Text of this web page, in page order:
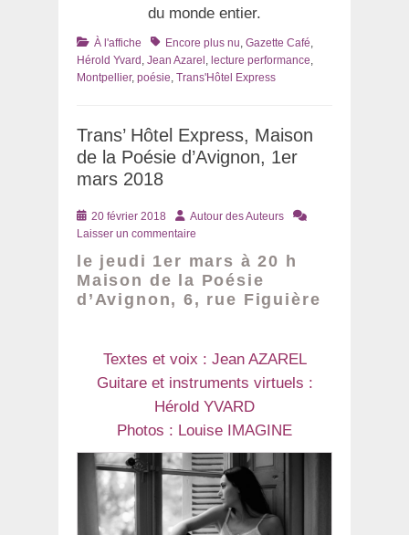
du monde entier.
Catégories
À l'affiche TagsEncore plus nu Gazette Café
Hérold Yvard Jean Azarel lecture performance
Montpellier, poésie Trans'Hôtel Express
Trans’ Hôtel Express, Maison
de la Poésie d’Avignon, 1er
mars 2018
Posté
le
20 février 2018 AuteurAutour des Auteurs
Laisser un commentaire
le jeudi 1er mars à 20 h
Maison de la Poésie
d’Avignon, 6, rue Figuière
Textes et voix : Jean AZAREL
Guitare et instruments virtuels :
Hérold YVARD
Photos : Louise IMAGINE